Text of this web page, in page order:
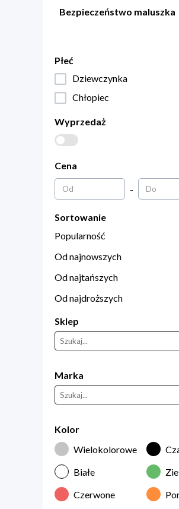
Bezpieczeństwo maluszka
Płeć
Dziewczynka
Chłopiec
Wyprzedaż
Cena
-
Sortowanie
Popularność
Od najnowszych
Od najtańszych
Od najdroższych
Sklep
Marka
Kolor
Wielokolorowe
Białe
Czerwone